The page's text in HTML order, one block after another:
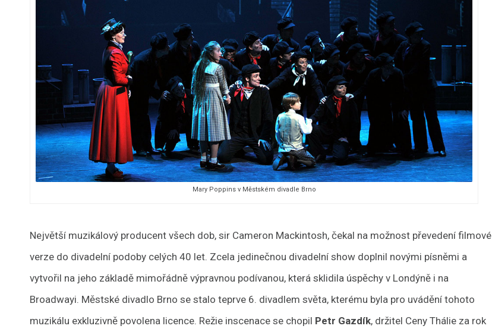
Mary Poppins v Městském divadle Brno
Největší muzikálový producent všech dob, sir Cameron Mackintosh, čekal na možnost převedení filmové
verze do divadelní podoby celých 40 let. Zcela jedinečnou divadelní show doplnil novými písněmi a
vytvořil na jeho základě mimořádně výpravnou podívanou, která sklidila úspěchy v Londýně i na
Broadwayi. Městské divadlo Brno se stalo teprve 6. divadlem světa, kterému byla pro uvádění tohoto
muzikálu exkluzivně povolena licence. Režie inscenace se chopil Petr Gazdík, držitel Ceny Thálie za rok